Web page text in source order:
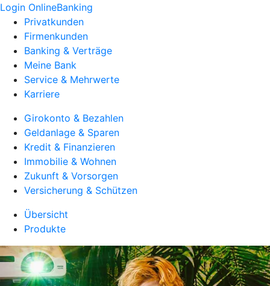
Login OnlineBanking
Privatkunden
Firmenkunden
Banking & Verträge
Meine Bank
Service & Mehrwerte
Karriere
Girokonto & Bezahlen
Geldanlage & Sparen
Kredit & Finanzieren
Immobilie & Wohnen
Zukunft & Vorsorgen
Versicherung & Schützen
Übersicht
Produkte